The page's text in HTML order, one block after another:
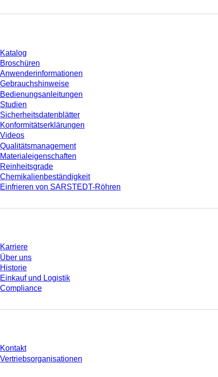
Katalog
Broschüren
Anwenderinformationen
Gebrauchshinweise
Bedienungsanleitungen
Studien
Sicherheitsdatenblätter
Konformitätserklärungen
Videos
Qualitätsmanagement
Materialeigenschaften
Reinheitsgrade
Chemikalienbeständigkeit
Einfrieren von SARSTEDT-Röhren
Karriere
Über uns
Historie
Einkauf und Logistik
Compliance
Kontakt
Vertriebsorganisationen